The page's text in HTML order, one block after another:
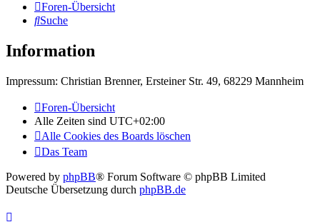
Foren-Übersicht
Suche
Information
Impressum: Christian Brenner, Ersteiner Str. 49, 68229 Mannheim
Foren-Übersicht
Alle Zeiten sind UTC+02:00
Alle Cookies des Boards löschen
Das Team
Powered by phpBB® Forum Software © phpBB Limited
Deutsche Übersetzung durch phpBB.de